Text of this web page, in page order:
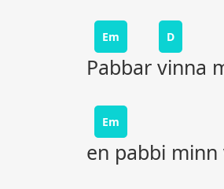
Em D
Pabbar vinna
Em
en pabbi